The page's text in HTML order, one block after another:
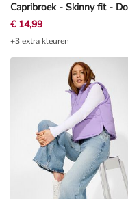
€ 14,99
+3 extra kleuren